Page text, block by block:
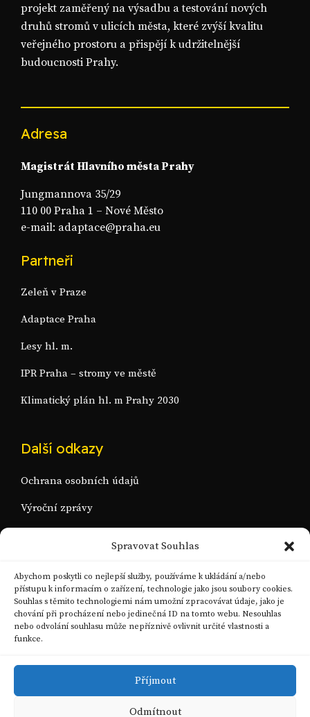
Spravovat Souhlas
Abychom poskytli co nejlepší služby, používáme k ukládání a/nebo
přístupu k informacím o zařízení, technologie jako jsou soubory cookies.
Souhlas s těmito technologiemi nám umožní zpracovávat údaje, jako je
chování při procházení nebo jedinečná ID na tomto webu. Nesouhlas
nebo odvolání souhlasu může nepříznivě ovlivnit určité vlastnosti a
funkce.
Příjmout
Odmítnout
projekt zaměřený na výsadbu a testování nových
druhů stromů v ulicích města, které zvýší kvalitu
veřejného prostoru a přispějí k udržitelnější
budoucnosti Prahy.
Adresa
Magistrát Hlavního města Prahy
Jungmannova 35/29
110 00 Praha 1 – Nové Město
e-mail: adaptace@praha.eu
Partneři
Zeleň v Praze
Adaptace Praha
Lesy hl. m.
IPR Praha – stromy ve městě
Klimatický plán hl. m Prahy 2030
Další odkazy
Ochrana osobních údajů
Výroční zprávy